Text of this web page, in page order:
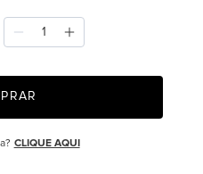
CLIQUE AQUI
7º
necessaire
10º majorelle